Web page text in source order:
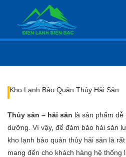
Kho Lạnh Bảo Quản Thủy Hải Sản
Thủy sản – hải sản là sản phẩm
dưỡng. Vì vậy, để đảm bảo hải sản
kho lạnh bảo quản thủy hải sản là
mang đến cho khách hàng hệ thống